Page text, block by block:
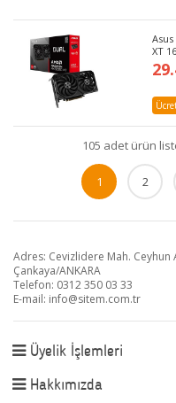
Asus
XT
105 adet ürün
1 2
Adres: Cevizlidere Mah.
Çankaya/ANKARA
Telefon: 0312 350 03 33
E-mail: info@sitem.com.tr
Üyelik İşlemleri
Hakkımızda